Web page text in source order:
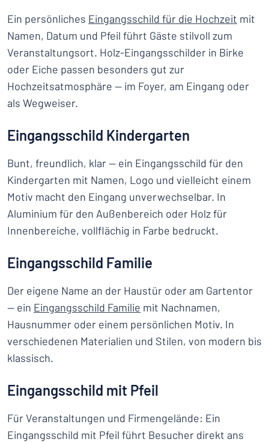
Ein persönliches Eingangsschild für die Hochzeit mit
Namen, Datum und Pfeil führt Gäste stilvoll zum
Veranstaltungsort. Holz-Eingangsschilder in Birke
oder Eiche passen besonders gut zur
Hochzeitsatmosphäre — im Foyer, am Eingang oder
als Wegweiser.
Eingangsschild Kindergarten
Bunt, freundlich, klar — ein Eingangsschild für den
Kindergarten mit Namen, Logo und vielleicht einem
Motiv macht den Eingang unverwechselbar. In
Aluminium für den Außenbereich oder Holz für
Innenbereiche, vollflächig in Farbe bedruckt.
Eingangsschild Familie
Der eigene Name an der Haustür oder am Gartentor
— ein Eingangsschild Familie mit Nachnamen,
Hausnummer oder einem persönlichen Motiv. In
verschiedenen Materialien und Stilen, von modern bis
klassisch.
Eingangsschild mit Pfeil
Für Veranstaltungen und Firmengelände: Ein
Eingangsschild mit Pfeil führt Besucher direkt ans